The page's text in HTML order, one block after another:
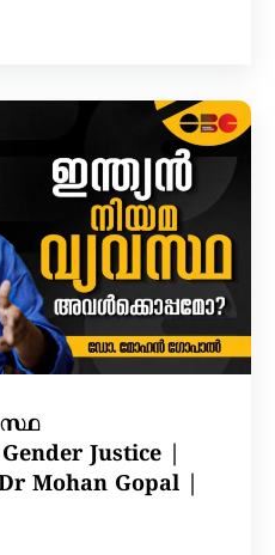
Justice |
Mohan Gopal |